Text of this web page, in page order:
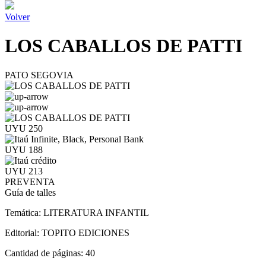
Volver
LOS CABALLOS DE PATTI
PATO SEGOVIA
UYU 250
UYU 188
UYU 213
PREVENTA
Guía de talles
Temática: LITERATURA INFANTIL
Editorial: TOPITO EDICIONES
Cantidad de páginas: 40